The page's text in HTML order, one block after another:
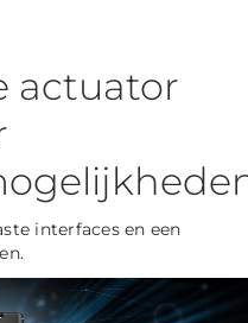
actuator
interfaces en een